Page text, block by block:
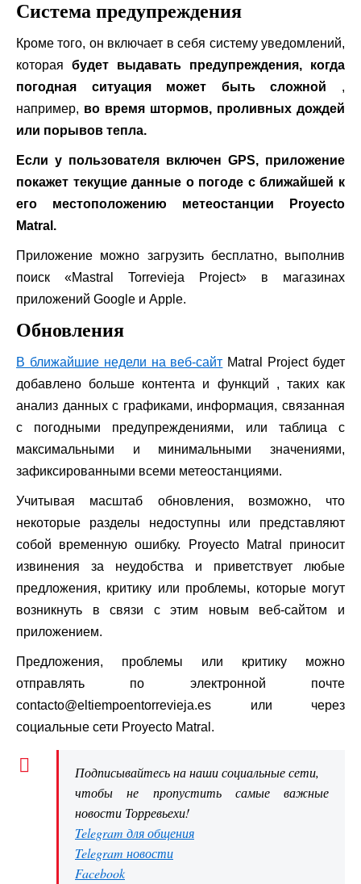
Система предупреждения
Кроме того, он включает в себя систему уведомлений,
которая будет выдавать предупреждения, когда
погодная ситуация может быть сложной ,
например, во время штормов, проливных дождей
или порывов тепла.
Если у пользователя включен GPS, приложение
покажет текущие данные о погоде с ближайшей к
его местоположению метеостанции Proyecto
Matral.
Приложение можно загрузить бесплатно, выполнив
поиск «Mastral Torrevieja Project» в магазинах
приложений Google и Apple.
Обновления
В ближайшие недели на веб-сайт Matral Project будет
добавлено больше контента и функций , таких как
анализ данных с графиками, информация, связанная
с погодными предупреждениями, или таблица с
максимальными и минимальными значениями,
зафиксированными всеми метеостанциями.
Учитывая масштаб обновления, возможно, что
некоторые разделы недоступны или представляют
собой временную ошибку. Proyecto Matral приносит
извинения за неудобства и приветствует любые
предложения, критику или проблемы, которые могут
возникнуть в связи с этим новым веб-сайтом и
приложением.
Предложения, проблемы или критику можно
отправлять по электронной почте
contacto@eltiempoentorrevieja.es или через
социальные сети Proyecto Matral.
Подписывайтесь на наши социальные сети,
чтобы не пропустить самые важные
новости Торревьехи!
Telegram для общения
Telegram новости
Facebook